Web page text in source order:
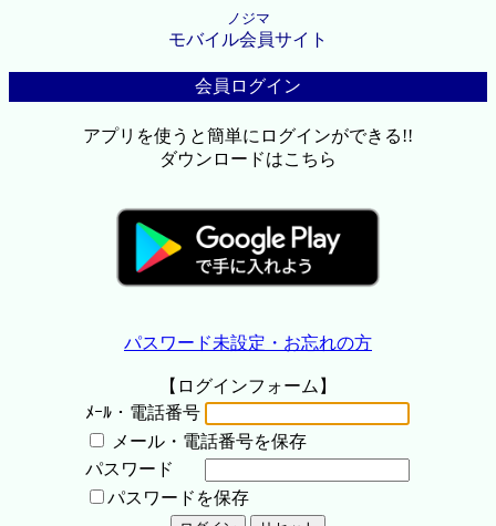
ノジマ
モバイル会員サイト
会員ログイン
アプリを使うと簡単にログインができる!!
ダウンロードはこちら
パスワード未設定・お忘れの方
【ログインフォーム】
ﾒｰﾙ・電話番号
メール・電話番号を保存
パスワード
パスワードを保存